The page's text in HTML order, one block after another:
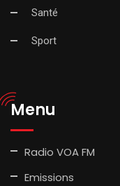
Santé
Sport
Menu
Radio VOA FM
Emissions